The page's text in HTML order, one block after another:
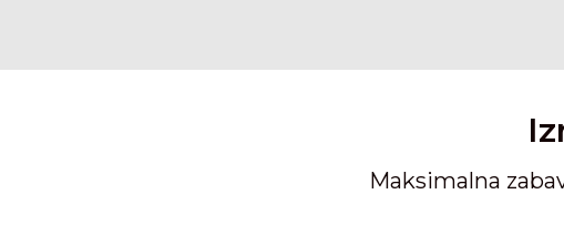
Maksimalna